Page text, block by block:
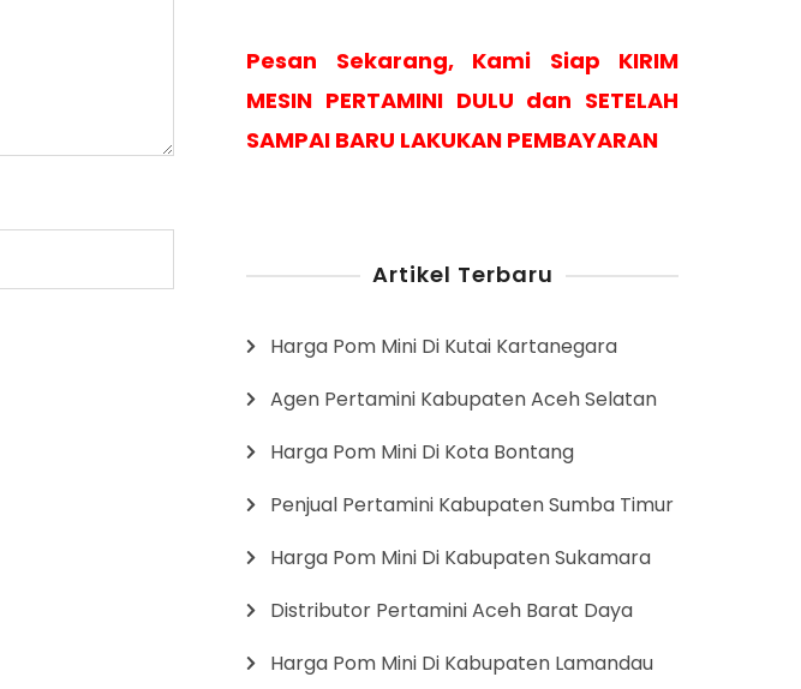
Pesan Sekarang, Kami Siap KIRIM
MESIN PERTAMINI DULU dan SETELAH
SAMPAI BARU LAKUKAN PEMBAYARAN
Artikel Terbaru
Harga Pom Mini Di Kutai Kartanegara
Agen Pertamini Kabupaten Aceh Selatan
Harga Pom Mini Di Kota Bontang
Penjual Pertamini Kabupaten Sumba Timur
Harga Pom Mini Di Kabupaten Sukamara
Distributor Pertamini Aceh Barat Daya
Harga Pom Mini Di Kabupaten Lamandau